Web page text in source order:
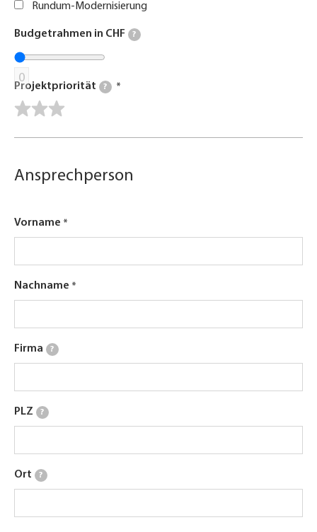
Rundum-Modernisierung
Budgetrahmen in CHF ?
0
Projektpriorität ?
Ansprechperson
Vorname
Nachname
Firma ?
PLZ ?
Ort ?